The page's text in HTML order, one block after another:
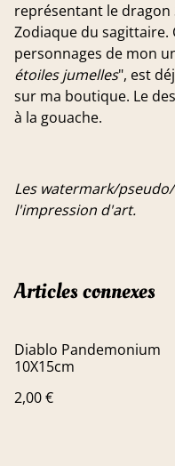
représentant le
Zodiaque du sagittaire.
personnages de mon
étoiles jumelles", est
sur ma boutique. Le
à la gouache.
Les watermark/
l'impression d'art.
Articles connexes
Diablo Pandemonium
10X15cm
2,00 €